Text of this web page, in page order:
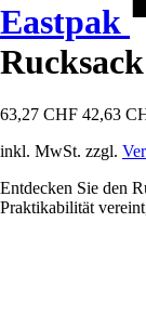
Eastpak
63,27 CHF 42,63
inkl. MwSt. zzgl.
Entdecken Sie den
Praktikabilität